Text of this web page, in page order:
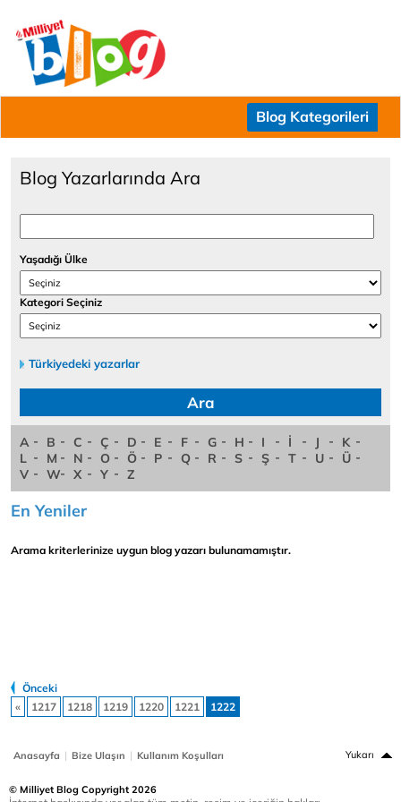
Blog Kategorileri
Blog Yazarlarında Ara
Yaşadığı Ülke
Kategori Seçiniz
Türkiyedeki yazarlar
A B C Ç D E F G H I İ J
K
L
M N O Ö P Q R S Ş T U
Ü
V
W X Y Z
En Yeniler
Arama kriterlerinize uygun blog yazarı bulunamamıştır.
Önceki
«
1217 1218 1219 1220 1221 1222
Anasayfa | Bize Ulaşın | Kullanım Koşulları Yukarı
© Milliyet Blog Copyright 2026